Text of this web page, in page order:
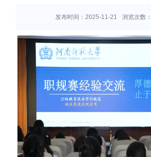
发布时间：2025-11-21 浏览次数：